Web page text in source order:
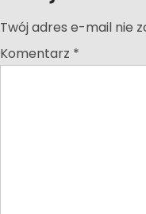
Twój adres e-mail nie
Komentarz *